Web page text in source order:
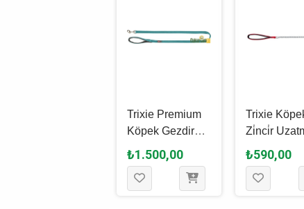
Trixie Premium
Köpek Gezdirme
Kayışı L - XL, Su
Yeşili, 1 M - 25
Mm
₺1.500,00
Trixie
Zi̇nci̇r
Tasması
1 M x 3 Mm
₺590,00